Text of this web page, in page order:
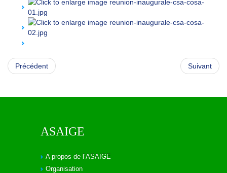
Précédent Suivant
ASAIGE
A propos de l’ASAIGE
Organisation